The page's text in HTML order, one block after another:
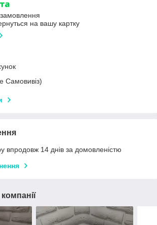
на вашу картку
Самовивіз)
впродовж 14 днів за домовленістю